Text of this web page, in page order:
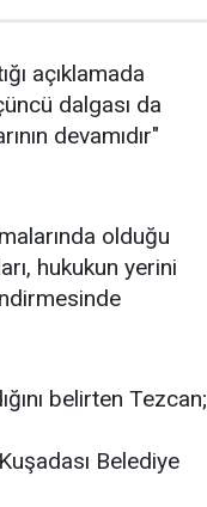
açıklamada
dalgası da
devamıdır"
olduğu
hukukun yerini
belirten Tezcan;
Belediye